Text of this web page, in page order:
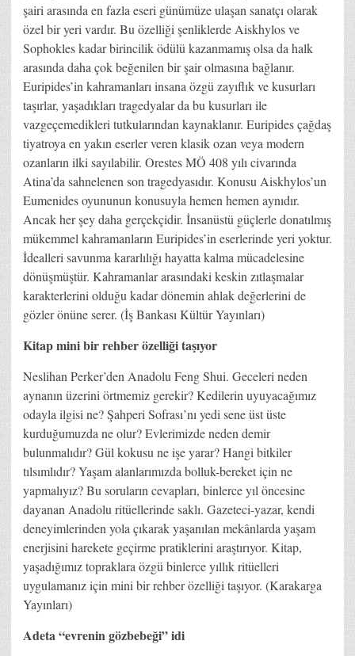
şairi arasında en fazla eseri günümüze ulaşan sanatçı olarak
özel bir yeri vardır. Bu özelliği şenliklerde Aiskhylos ve
Sophokles kadar birincilik ödülü kazanmamış olsa da halk
arasında daha çok beğenilen bir şair olmasına bağlanır.
Euripides’in kahramanları insana özgü zayıflık ve kusurları
taşırlar, yaşadıkları tragedyalar da bu kusurları ile
vazgeçemedikleri tutkularından kaynaklanır. Euripides çağdaş
tiyatroya en yakın eserler veren klasik ozan veya modern
ozanların ilki sayılabilir. Orestes MÖ 408 yılı civarında
Atina’da sahnelenen son tragedyasıdır. Konusu Aiskhylos’un
Eumenides oyununun konusuyla hemen hemen aynıdır.
Ancak her şey daha gerçekçidir. İnsanüstü güçlerle donatılmış
mükemmel kahramanların Euripides’in eserlerinde yeri yoktur.
İdealleri savunma kararlılığı hayatta kalma mücadelesine
dönüşmüştür. Kahramanlar arasındaki keskin zıtlaşmalar
karakterlerini olduğu kadar dönemin ahlak değerlerini de
gözler önüne serer. (İş Bankası Kültür Yayınları)
Kitap mini bir rehber özelliği taşıyor
Neslihan Perker’den Anadolu Feng Shui. Geceleri neden
aynanın üzerini örtmemiz gerekir? Kedilerin uyuyacağımız
odayla ilgisi ne? Şahperi Sofrası’nı yedi sene üst üste
kurduğumuzda ne olur? Evlerimizde neden demir
bulunmalıdır? Gül kokusu ne işe yarar? Hangi bitkiler
tılsımlıdır? Yaşam alanlarımızda bolluk-bereket için ne
yapmalıyız? Bu soruların cevapları, binlerce yıl öncesine
dayanan Anadolu ritüellerinde saklı. Gazeteci-yazar, kendi
deneyimlerinden yola çıkarak yaşanılan mekânlarda yaşam
enerjisini harekete geçirme pratiklerini araştırıyor. Kitap,
yaşadığımız topraklara özgü binlerce yıllık ritüelleri
uygulamanız için mini bir rehber özelliği taşıyor. (Karakarga
Yayınları)
Adeta “evrenin gözbebeği” idi